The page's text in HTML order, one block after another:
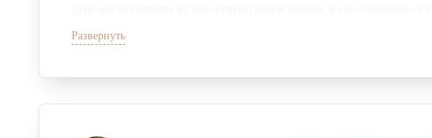
потому что такой красивой груди у меня и до похудения никогда не было!
Развернуть